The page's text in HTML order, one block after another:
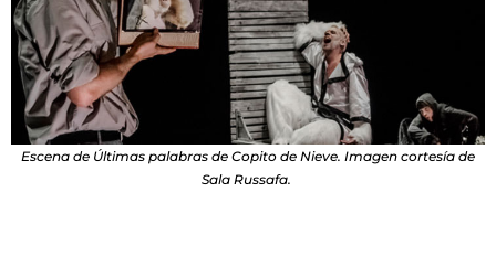
Escena de Últimas palabras de Copito de Nieve. Imagen cortesía de
Sala Russafa.